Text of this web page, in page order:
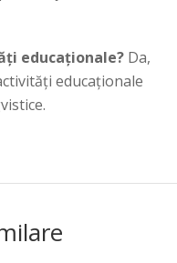
educaționale? Da,
educaționale